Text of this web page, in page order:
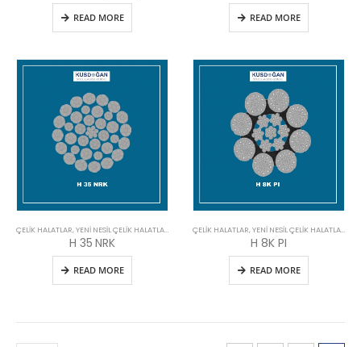
READ MORE READ MORE
ÇELIK HALATLAR,YENI NESIL ÇELIK HALATLAR
H 35 NRK
READ MORE
ÇELIK HALATLAR,YENI NESIL ÇELIK HALATLAR
H 8K PI
READ MORE